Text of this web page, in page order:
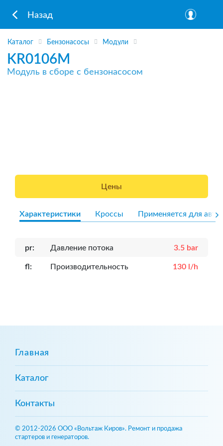
Назад
Каталог Бензонасосы Модули
KR0106M
Модуль в сборе с бензонасосом
Цены
Характеристики Кроссы Применяется для авто
pr: Давление потока 3.5 bar
fl: Производительность 130 l/h
Главная
Каталог
Контакты
© 2012-2026 ООО «Вольтаж Киров». Ремонт и продажа
стартеров и генераторов.